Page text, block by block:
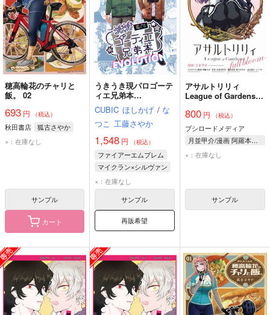
穂高輪花のチャリと
飯。 02
693 円 （税込）
秋田書店
狐古さやか
×：在庫なし
サンプル
カート
うきうき現パロゴーテ
ィエ兄弟本
EVOLUTION
CUBIC ほしかげ / な
つこ 工藤さやか
1,548 円 （税込）
ファイアーエムブレム
マイクラン×シルヴァン
シルヴァン
マイクラン
×：在庫なし
サンプル
再販希望
アサルトリリィ
League of Gardens－
800円 （税込）
ブシロードメディア
月並甲介/漫画 阿羅本景/コミカライズ構成 尾花沢軒栄/原作 桜木さやか/脚本原案 シャフト/設定協力
×：在庫なし
サンプル